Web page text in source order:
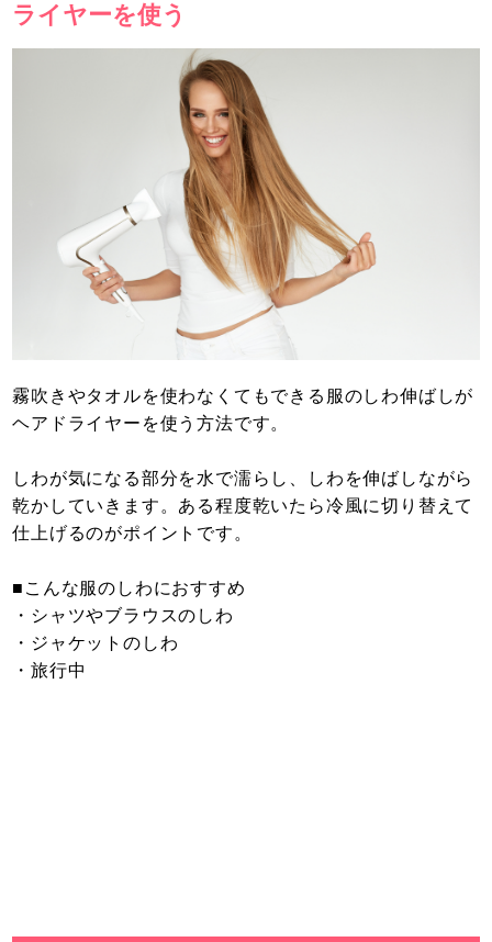
ライヤーを使う
霧吹きやタオルを使わなくてもできる服のしわ伸ばしが
ヘアドライヤーを使う方法です。
しわが気になる部分を水で濡らし、しわを伸ばしながら
乾かしていきます。ある程度乾いたら冷風に切り替えて
仕上げるのがポイントです。
■こんな服のしわにおすすめ
・シャツやブラウスのしわ
・ジャケットのしわ
・旅行中